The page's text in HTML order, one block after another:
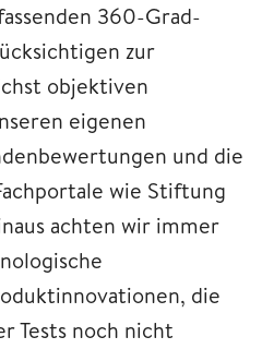
360-Grad-
zur
objektiven
eigenen
und die
wie Stiftung
achten wir immer
die
Tests noch nicht